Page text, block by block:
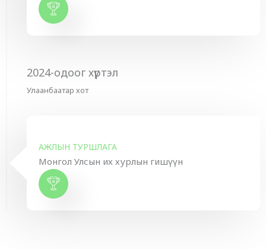
АЖЛЫН ТУРШЛАГА
Монгол Улсын их хурлын гишүүн
2024-одоог хүртэл
Улаанбаатар хот